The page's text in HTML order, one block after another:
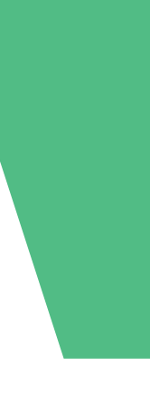
månatligt åtagande